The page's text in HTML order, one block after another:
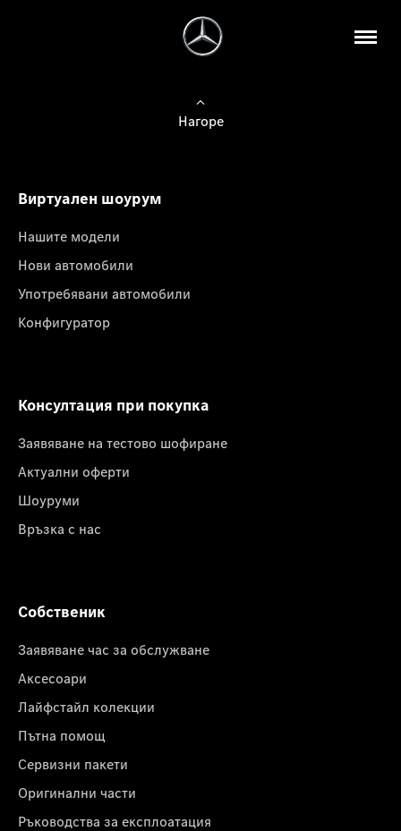
Нагоре
Виртуален шоурум
Нашите модели
Нови автомобили
Употребявани автомобили
Конфигуратор
Консултация при покупка
Заявяване на тестово шофиране
Актуални оферти
Шоуруми
Връзка с нас
Собственик
Заявяване час за обслужване
Аксесоари
Лайфстайл колекции
Пътна помощ
Сервизни пакети
Оригинални части
Ръководства за експлоатация